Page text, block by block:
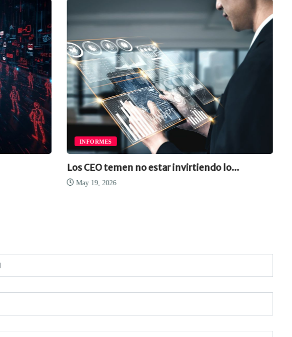
INFORMES
Los CEO temen no estar invirtiendo lo...
May 19, 2026